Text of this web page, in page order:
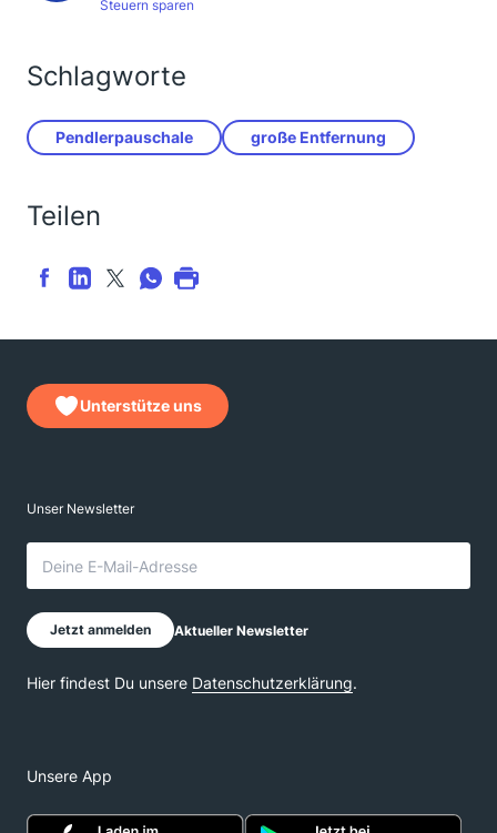
Steuern sparen
Schlagworte
Pendlerpauschale große Entfernung
Teilen
Unterstütze uns
Unsere App